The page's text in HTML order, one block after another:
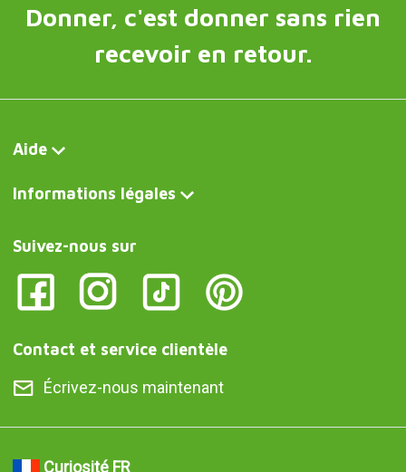
Donner, c'est donner sans rien
recevoir en retour.
Aide
Informations légales
Suivez-nous sur
Contact et service clientèle
Écrivez-nous maintenant
Curiosité FR